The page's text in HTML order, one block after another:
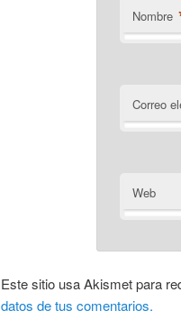
Nombre
Correo
Web
Este sitio usa Akismet para
datos de tus comentarios.